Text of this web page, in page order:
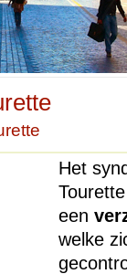
Het
een
welke